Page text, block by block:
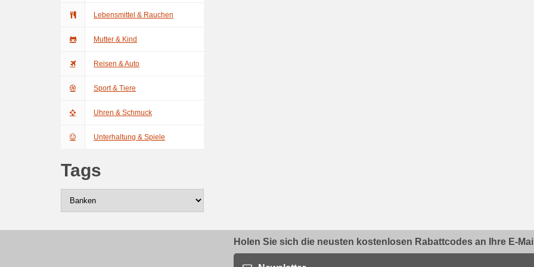
Lebensmittel & Rauchen
Mutter & Kind
Reisen & Auto
Sport & Tiere
Uhren & Schmuck
Unterhaltung & Spiele
Tags
Holen Sie sich die neusten kostenlosen Rabattcodes an Ihre E-